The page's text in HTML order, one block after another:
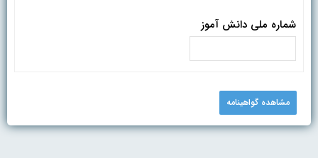
شماره ملی دانش آموز
مشاهده گواهینامه